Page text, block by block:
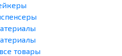
товары